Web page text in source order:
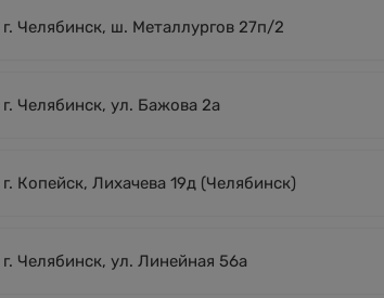
г. Челябинск, ш. Металлургов 27п/2
г. Челябинск, ул. Бажова 2а
г. Копейск, Лихачева 19д (Челябинск)
г. Челябинск, ул. Линейная 56а